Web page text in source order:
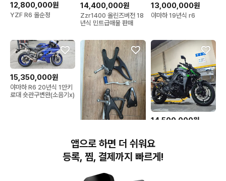
12,800,000원
YZF R6 올순정
14,400,000원
Zzr1400 올린즈버전 18
년식 민트급매물 판매
13,000,000원
야마하 19년식 r6
15,350,000원
야마하 R6 20년식 1만키
로대 숏관구변완(소음기x)
R1 순정스텝
14,500,000원
션 판매 합니다.
앱으로 하면 더 쉬워요
등록, 찜, 결제까지 빠르게!